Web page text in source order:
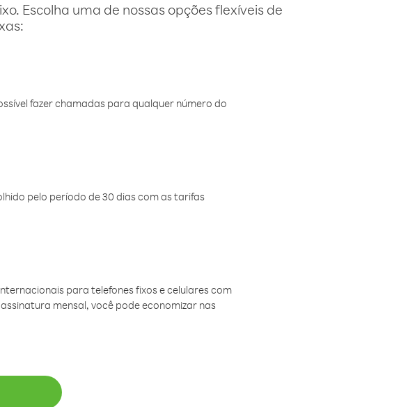
Escolha uma de nossas opções flexíveis de
fazer chamadas para qualquer número do
pelo período de 30 dias com as tarifas
para telefones fixos e celulares com
mensal, você pode economizar nas